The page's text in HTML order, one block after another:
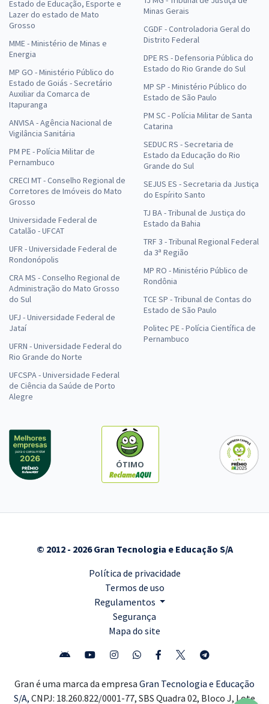
Estado de Educação, Esporte e
Lazer do estado de Mato
Grosso
MME - Ministério de Minas e
Energia
MP GO - Ministério Público do
Estado de Goiás - Secretário
Auxiliar da Comarca de
Itapuranga
ANVISA - Agência Nacional de
Vigilância Sanitária
PM PE - Polícia Militar de
Pernambuco
CRECI MT - Conselho Regional de
Corretores de Imóveis do Mato
Grosso
Universidade Federal de
Catalão - UFCAT
UFR - Universidade Federal de
Rondonópolis
CRA MS - Conselho Regional de
Administração do Mato Grosso
do Sul
UFJ - Universidade Federal de
Jataí
UFRN - Universidade Federal do
Rio Grande do Norte
UFCSPA - Universidade Federal
de Ciência da Saúde de Porto
Alegre
Minas Gerais
CGDF - Controladoria Geral do
Distrito Federal
DPE RS - Defensoria Pública do
Estado do Rio Grande do Sul
MP SP - Ministério Público do
Estado de São Paulo
PM SC - Polícia Militar de Santa
Catarina
SEDUC RS - Secretaria de
Estado da Educação do Rio
Grande do Sul
SEJUS ES - Secretaria da Justiça
do Espírito Santo
TJ BA - Tribunal de Justiça do
Estado da Bahia
TRF 3 - Tribunal Regional Federal
da 3ª Região
MP RO - Ministério Público de
Rondônia
TCE SP - Tribunal de Contas do
Estado de São Paulo
Politec PE - Polícia Científica de
Pernambuco
ÓTIMO
© 2012 - 2026 Gran Tecnologia e Educação S/A
Política de privacidade
Termos de uso
Regulamentos
Segurança
Mapa do site
Gran é uma marca da empresa Gran Tecnologia e Educação
S/A, CNPJ: 18.260.822/0001-77, SBS Quadra 02, Bloco J, Lote